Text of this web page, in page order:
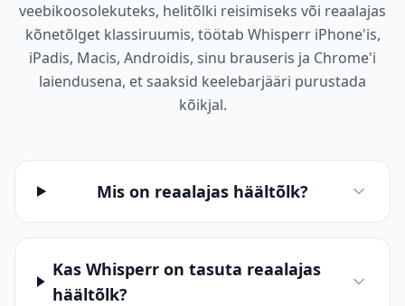
veebikoosolekuteks, helitõlki reisimiseks või reaalajas
kõnetõlget klassiruumis, töötab Whisperr iPhone'is,
iPadis, Macis, Androidis, sinu brauseris ja Chrome'i
laiendusena, et saaksid keelebarjääri purustada
kõikjal.
Mis on reaalajas häältõlk?
Kas Whisperr on tasuta reaalajas
häältõlk?